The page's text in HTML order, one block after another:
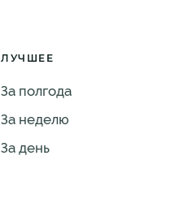
ЛУЧШЕЕ
За полгода
За неделю
За день